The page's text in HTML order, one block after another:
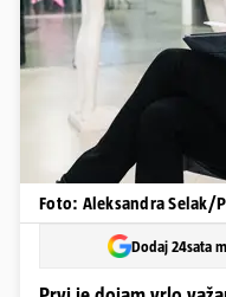
Foto: Aleksandra Selak/
Dodaj 24sata